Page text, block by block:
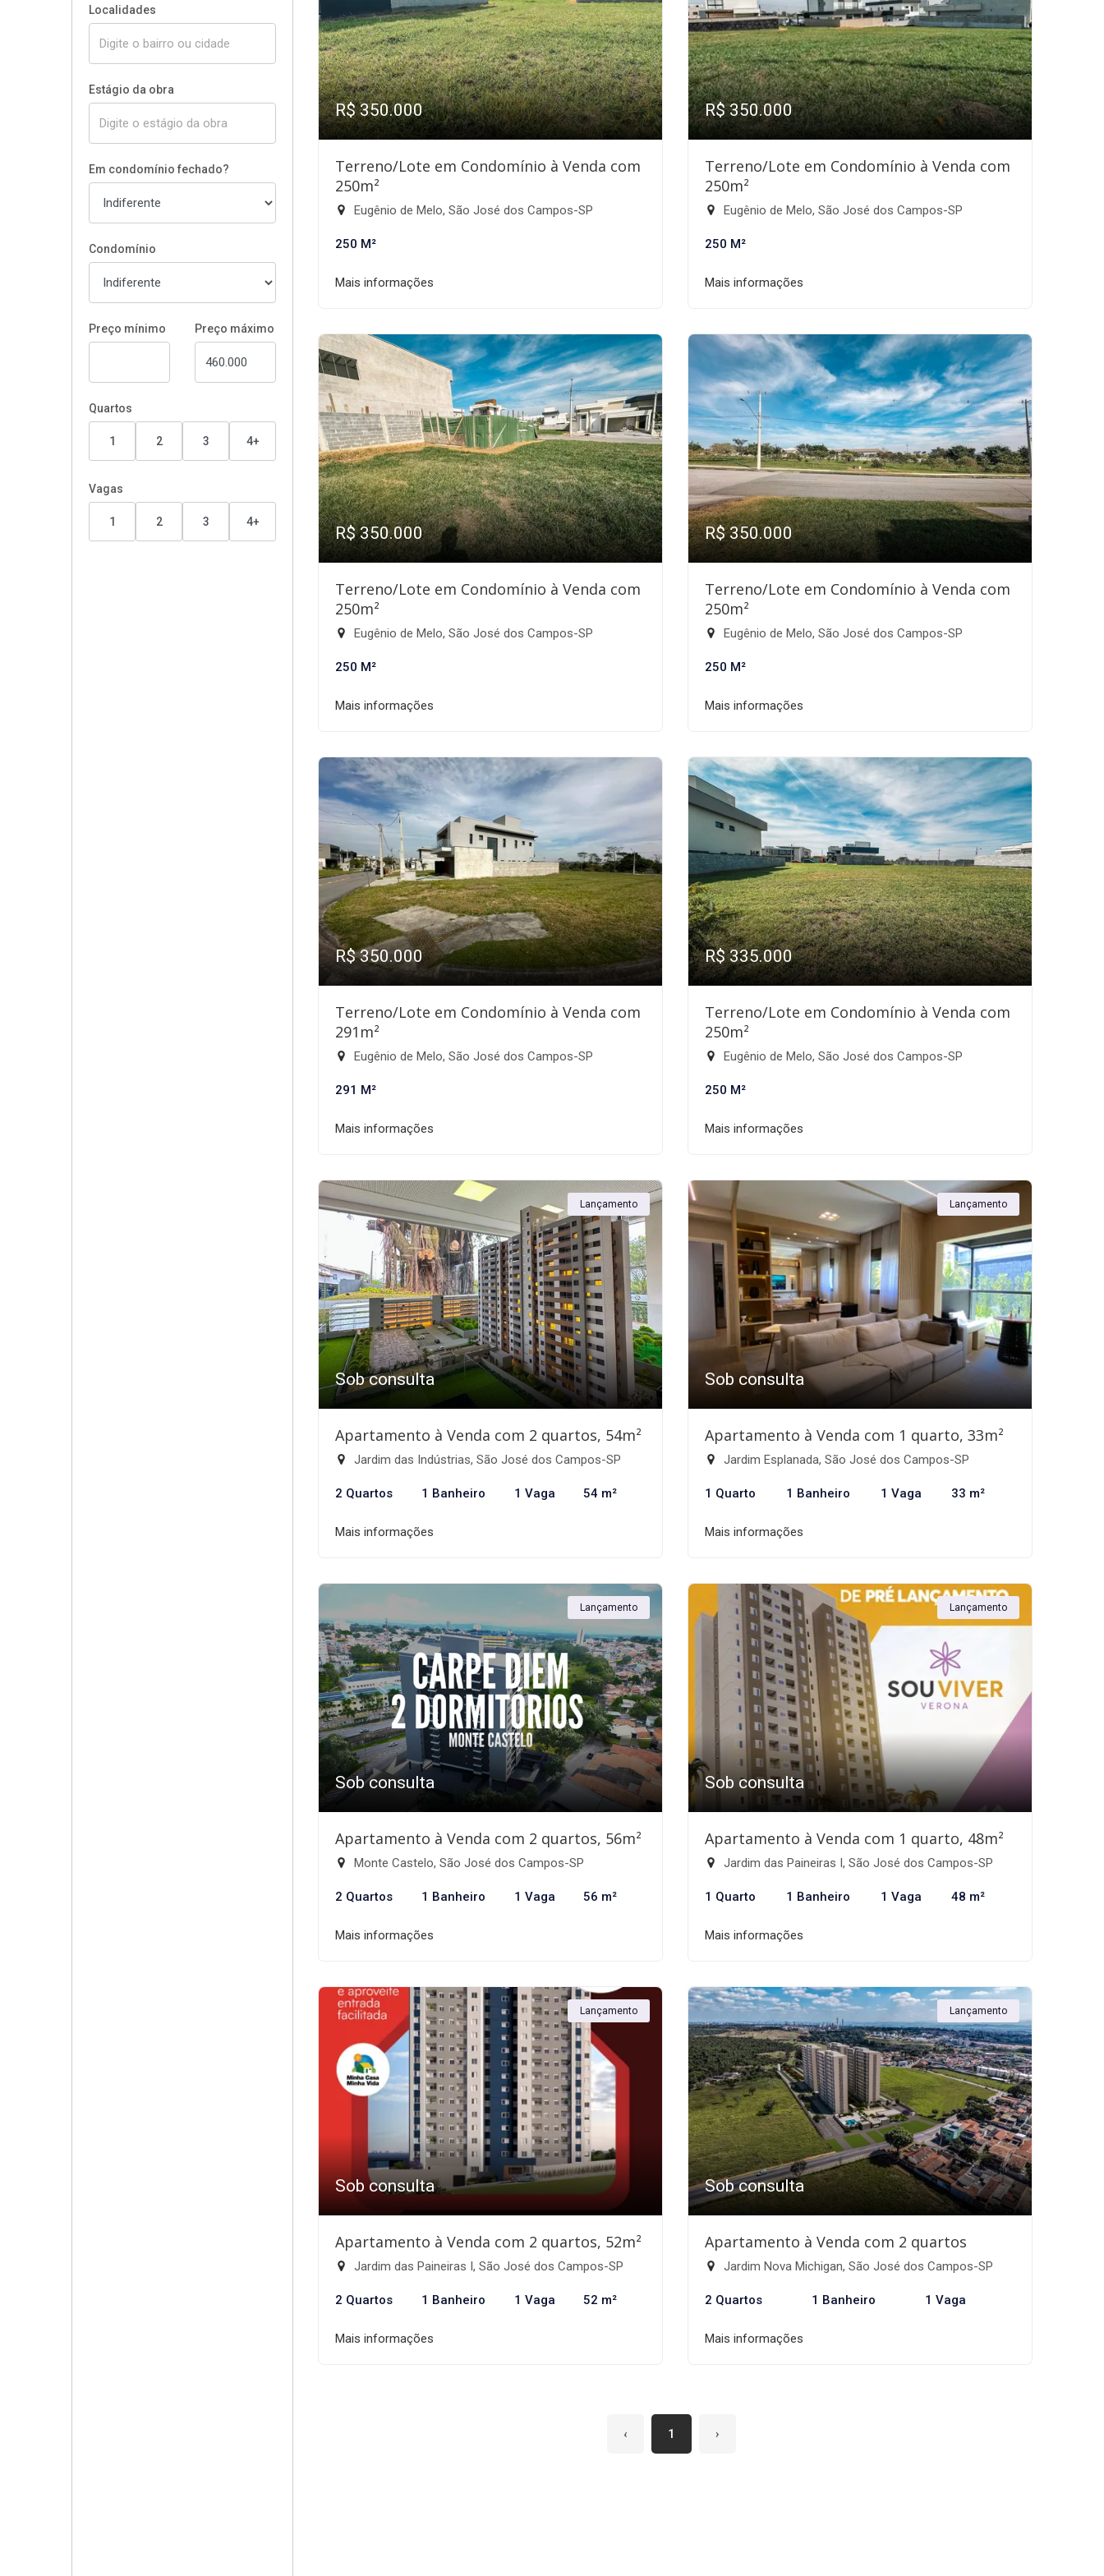
Localidades
Estágio da obra
Em condomínio fechado?
Condomínio
Preço mínimo Preço máximo
Quartos
1 2 3 4+
Vagas
1 2 3 4+
R$ 350.000
Terreno/Lote em Condomínio à Venda com
250m²
Eugênio de Melo, São José dos Campos-SP
250 M²
Mais informações
R$ 350.000
Terreno/Lote em Condomínio à Venda com
250m²
Eugênio de Melo, São José dos Campos-SP
250 M²
Mais informações
R$ 350.000
Terreno/Lote em Condomínio à Venda com
250m²
Eugênio de Melo, São José dos Campos-SP
250 M²
Mais informações
R$ 350.000
Terreno/Lote em Condomínio à Venda com
250m²
Eugênio de Melo, São José dos Campos-SP
250 M²
Mais informações
R$ 350.000
Terreno/Lote em Condomínio à Venda com
291m²
Eugênio de Melo, São José dos Campos-SP
291 M²
Mais informações
R$ 335.000
Terreno/Lote em Condomínio à Venda com
250m²
Eugênio de Melo, São José dos Campos-SP
250 M²
Mais informações
Lançamento
Sob consulta
Apartamento à Venda com 2 quartos, 54m²
Jardim das Indústrias, São José dos Campos-SP
2 Quartos 1 Banheiro 1 Vaga 54 m²
Mais informações
Lançamento
Sob consulta
Apartamento à Venda com 1 quarto, 33m²
Jardim Esplanada, São José dos Campos-SP
1 Quarto 1 Banheiro 1 Vaga 33 m²
Mais informações
Lançamento
Sob consulta
Apartamento à Venda com 2 quartos, 56m²
Monte Castelo, São José dos Campos-SP
2 Quartos 1 Banheiro 1 Vaga 56 m²
Mais informações
Lançamento
Sob consulta
Apartamento à Venda com 1 quarto, 48m²
Jardim das Paineiras I, São José dos Campos-SP
1 Quarto 1 Banheiro 1 Vaga 48 m²
Mais informações
Lançamento
Sob consulta
Apartamento à Venda com 2 quartos, 52m²
Jardim das Paineiras I, São José dos Campos-SP
2 Quartos 1 Banheiro 1 Vaga 52 m²
Mais informações
Lançamento
Sob consulta
Apartamento à Venda com 2 quartos
Jardim Nova Michigan, São José dos Campos-SP
2 Quartos 1 Banheiro 1 Vaga
Mais informações
‹ 1 ›